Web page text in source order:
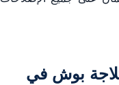
بوش في